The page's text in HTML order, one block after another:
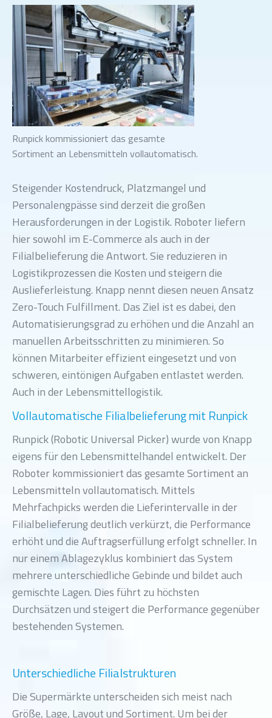
Runpick kommissioniert das gesamte
Sortiment an Lebensmitteln vollautomatisch.
Steigender Kostendruck, Platzmangel und
Personalengpässe sind derzeit die großen
Herausforderungen in der Logistik. Roboter liefern
hier sowohl im E-Commerce als auch in der
Filialbelieferung die Antwort. Sie reduzieren in
Logistikprozessen die Kosten und steigern die
Auslieferleistung. Knapp nennt diesen neuen Ansatz
Zero-Touch Fulfillment. Das Ziel ist es dabei, den
Automatisierungsgrad zu erhöhen und die Anzahl an
manuellen Arbeitsschritten zu minimieren. So
können Mitarbeiter effizient eingesetzt und von
schweren, eintönigen Aufgaben entlastet werden.
Auch in der Lebensmittellogistik.
Vollautomatische Filialbelieferung mit Runpick
Runpick (Robotic Universal Picker) wurde von Knapp
eigens für den Lebensmittelhandel entwickelt. Der
Roboter kommissioniert das gesamte Sortiment an
Lebensmitteln vollautomatisch. Mittels
Mehrfachpicks werden die Lieferintervalle in der
Filialbelieferung deutlich verkürzt, die Performance
erhöht und die Auftragserfüllung erfolgt schneller. In
nur einem Ablagezyklus kombiniert das System
mehrere unterschiedliche Gebinde und bildet auch
gemischte Lagen. Dies führt zu höchsten
Durchsätzen und steigert die Performance gegenüber
bestehenden Systemen.
Unterschiedliche Filialstrukturen
Die Supermärkte unterscheiden sich meist nach
Größe, Lage, Layout und Sortiment. Um bei der